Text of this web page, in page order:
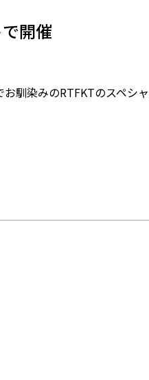
開催
馴染みのRTFKTのスペシ